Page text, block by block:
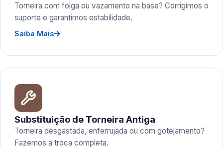
Torneira com folga ou vazamento na base? Corrigimos o
suporte e garantimos estabilidade.
Saiba Mais
Substituição de Torneira Antiga
Torneira desgastada, enferrujada ou com gotejamento?
Fazemos a troca completa.